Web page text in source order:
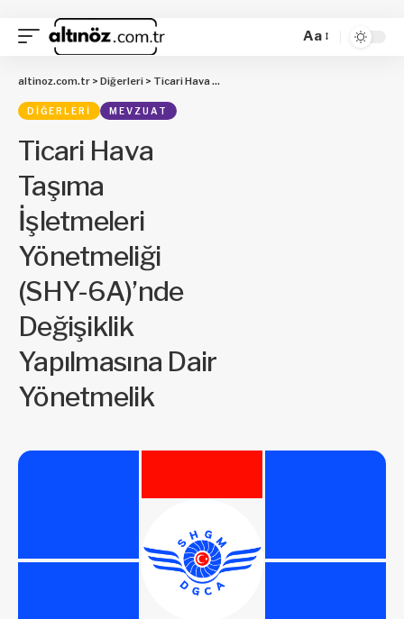
Aa
altinoz.com.tr > Diğerleri > Ticari Hava Taşıma İşletmeleri Yönetmeliği (SHY-6A)’nde Değişiklik Yapılmasına Dair Yönetmelik
DIĞERLERI MEVZUAT
Ticari Hava
Taşıma
İşletmeleri
Yönetmeliği
(SHY-6A)’nde
Değişiklik
Yapılmasına Dair
Yönetmelik